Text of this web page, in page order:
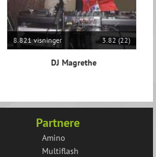
8.821 visninger 3.82 (22)
DJ Magrethe
Partnere
Amino
Multiflash